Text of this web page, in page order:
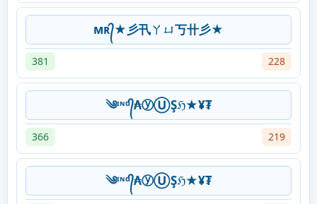
мʀ᭄★彡卂ㄚㄩ丂卄彡★
381 228
༄ᶦᶰᵈ᭄₳ⓨⓊŞℌ★¥₮
366 219
༄ᶦᶰᵈ᭄₳ⓨⓊŞℌ★¥₮